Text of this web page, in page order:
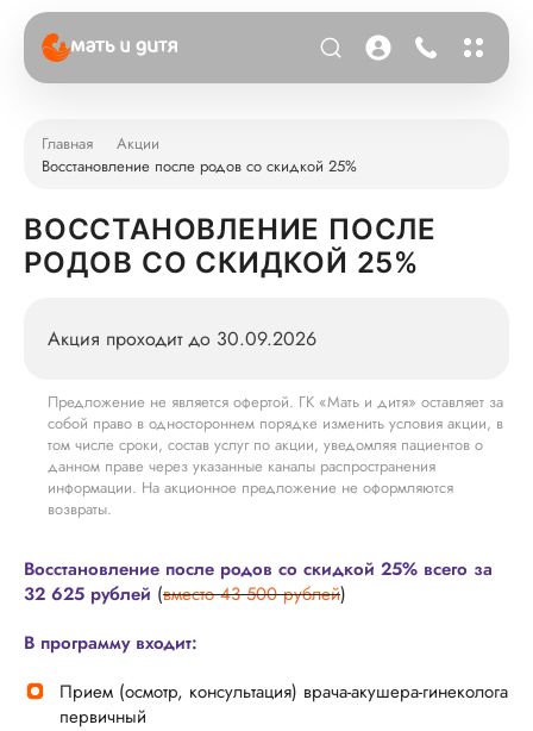
Главная
Акции
Восстановление после родов со скидкой 25%
ВОССТАНОВЛЕНИЕ ПОСЛЕ
РОДОВ СО СКИДКОЙ 25%
Восстановление после родов со скидкой 25% всего за
32 625 рублей (вместо 43 500 рублей)
В программу входит:
Прием (осмотр, консультация) врача-акушера-гинеколога
первичный
Акция проходит до 30.09.2026
Предложение не является офертой. ГК «Мать и дитя» оставляет за
собой право в одностороннем порядке изменить условия акции, в
том числе сроки, состав услуг по акции, уведомляя пациентов о
данном праве через указанные каналы распространения
информации. На акционное предложение не оформляются
возвраты.